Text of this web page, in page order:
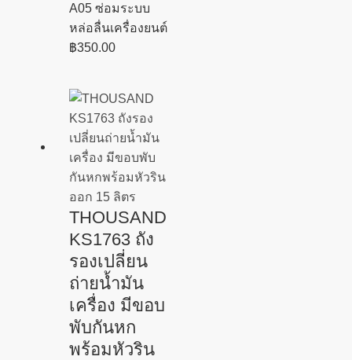
A05 ซ่อมระบบ
หล่อลื่นเครื่องยนต์
฿350.00
THOUSAND
KS1763 ถัง
รองเปลี่ยน
ถ่ายน้ำมัน
เครื่อง มีขอบ
พับกันหก
พร้อมหัวริน